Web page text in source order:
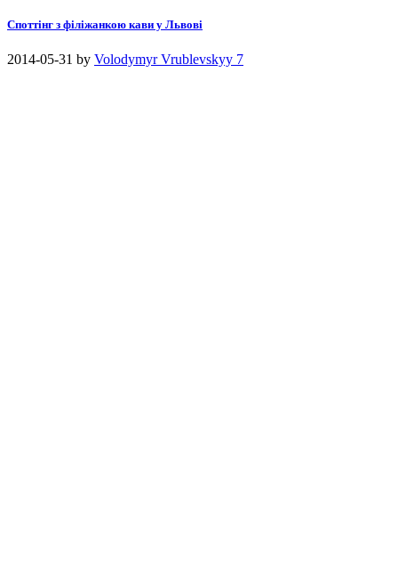
Споттінг з філіжанкою кави у Львові
2014-05-31 by Volodymyr Vrublevskyy 7